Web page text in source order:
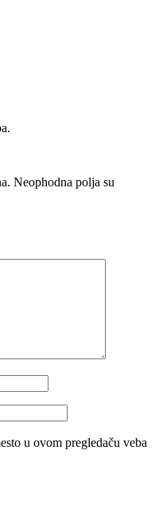
Neophodna polja su
u ovom pregledaču veba